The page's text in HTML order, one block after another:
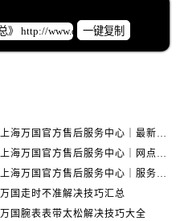
一键复制
上海万国官方售后服务中心｜最新电话及地址权威信息公示（2026年6月最新）
上海万国官方售后服务中心｜网点地址与服务热线权威信息公示（2026年6月最新）
上海万国官方售后服务中心｜服务热线及办公地址权威信息公示（2026年6月最新）
万国走时不准解决技巧汇总
万国腕表表带太松解决技巧大全